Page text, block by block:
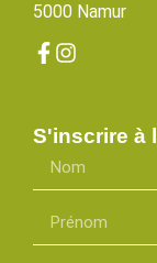
5000 Namur
S'inscrire à